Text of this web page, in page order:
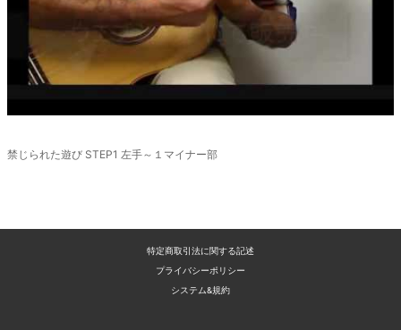
禁じられた遊び STEP1 左手～１マイナー部
特定商取引法に関する記述
プライバシーポリシー
システム&規約